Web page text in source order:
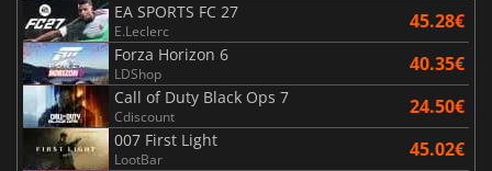
EA SPORTS FC 27
E.Leclerc 45.28€
Forza Horizon 6
LDShop 40.35€
Call of Duty Black Ops 7
Cdiscount 24.50€
007 First Light
LootBar 45.02€